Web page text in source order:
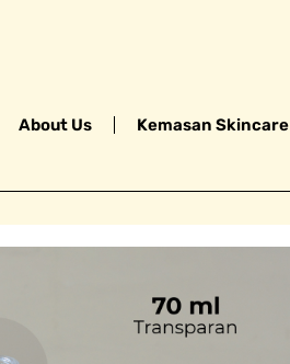
About Us Kemasan Skincare